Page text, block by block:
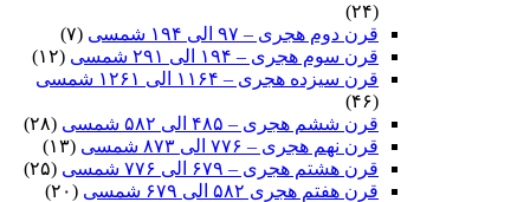
(۲۴)
قرن دوم هجری – ۹۷ الی ۱۹۴ شمسی
(۷)
قرن سوم هجری – ۱۹۴ الی ۲۹۱ شمسی
(۱۲)
قرن سیزده هجری – ۱۱۶۴ الی ۱۲۶۱ شمسی
(۴۶)
قرن ششم هجری – ۴۸۵ الی ۵۸۲ شمسی
(۲۸)
قرن نهم هجری – ۷۷۶ الی ۸۷۳ شمسی
(۱۳)
قرن هشتم هجری – ۶۷۹ الی ۷۷۶ شمسی
(۲۵)
قرن هفتم هجری ۵۸۲ الی ۶۷۹ شمسی
(۲۰)